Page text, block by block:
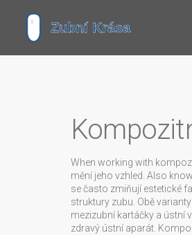
When working with
mění jeho vzhled . Also
se často zmiňují estetické
struktury zubu . Obě
mezizubní kartáčky a ústní
zdravý ústní aparát.